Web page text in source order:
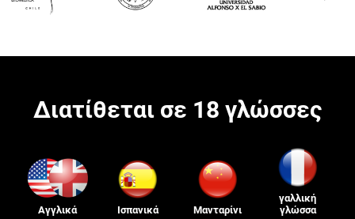
Διατίθεται σε 18 γλώσσες
Αγγλικά Ισπανικά Μανταρίνι
γαλλική
γλώσσα